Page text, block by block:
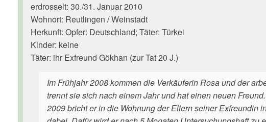
erdrosselt: 30./31. Januar 2010
Wohnort: Reutlingen / Weinstadt
Herkunft: Opfer: Deutschland; Täter: Türkei
Kinder: keine
Täter: ihr Exfreund Gökhan (zur Tat 20 J.)
Im Frühjahr 2008 kommen die Verkäuferin Rosa und der
trennt sie sich nach einem Jahr und hat einen neuen
2009 bricht er in die Wohnung der Eltern seiner Exfreundin